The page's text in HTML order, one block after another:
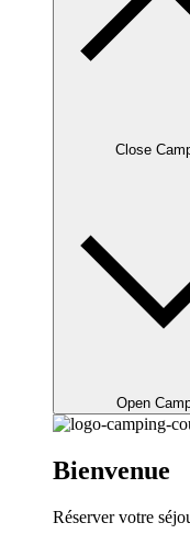
Close
Open
Bienvenue
Réserver votre